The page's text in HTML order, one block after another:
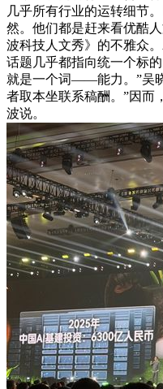
几乎所有行业的运转细节
然。他们都是赶来看优酷
波科技人文秀》的不雅众
话题几乎都指向统一个标
就是一个词——能力。”吴
者取本坐联系稿酬。”因而
波说。